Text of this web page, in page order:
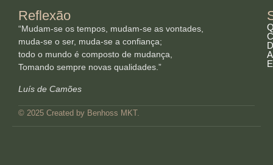
Reflexão
“Mudam-se os tempos, mudam-se as vontades,
muda-se o ser, muda-se a confiança;
todo o mundo é composto de mudança,
Tomando sempre novas qualidades.”
Luís de Camões
© 2025 Created by Benhoss MKT.